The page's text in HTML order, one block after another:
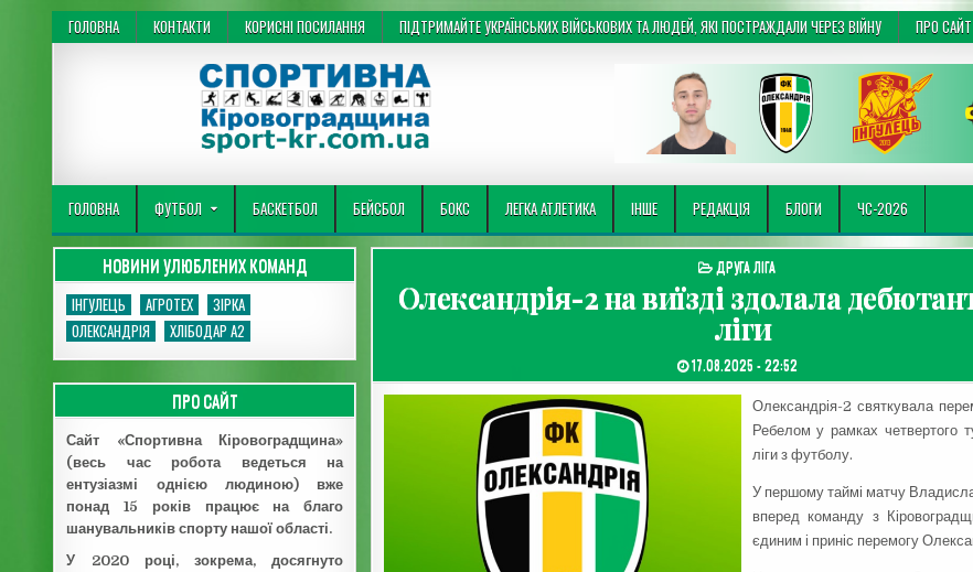
Перейти до вмісту
ГОЛОВНА КОНТАКТИ КОРИСНІ ПОСИЛАННЯ ПІДТРИМАЙТЕ УКРАЇНСЬКИХ ВІЙСЬКОВИХ ТА ЛЮДЕЙ, ЯКІ ПОСТРАЖДАЛИ ЧЕРЕЗ ВІЙНУ ПРО САЙТ
ГОЛОВНА ФУТБОЛ БАСКЕТБОЛ БЕЙСБОЛ БОКС ЛЕГКА АТЛЕТИКА ІНШЕ РЕДАКЦІЯ БЛОГИ ЧС-2026
ОПУБЛІКУВАТИ В
ДРУГА ЛІГА
Олександрія-2 на виїзді здолала
ліги
ДАТА ЗАПИСИ:
17.08.2025 - 22:52
Олександрія-2 святкувала
Ребелом у рамках четвертого
ліги з футболу.
У першому таймі матчу
вперед команду з
єдиним і приніс перемогу
НОВИНИ УЛЮБЛЕНИХ КОМАНД
ІНГУЛЕЦЬ АГРОТЕХ
ЗІРКА
ОЛЕКСАНДРІЯ
ХЛІБОДАР А2
ПРО САЙТ
Сайт «Спортивна Кіровоградщина»
(весь час робота ведеться на
ентузіазмі однією людиною) вже
понад 15 років працює на благо
шанувальників спорту нашої області.
У 2020 році, зокрема, досягнуто